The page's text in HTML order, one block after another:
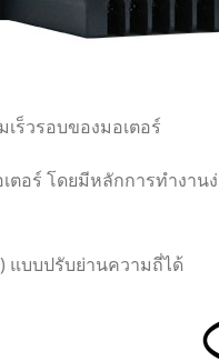
ร็วรอบของมอเตอร์
อร์ โดยมีหลักการทำงาน
แบบปรับย่านความถี่ได้